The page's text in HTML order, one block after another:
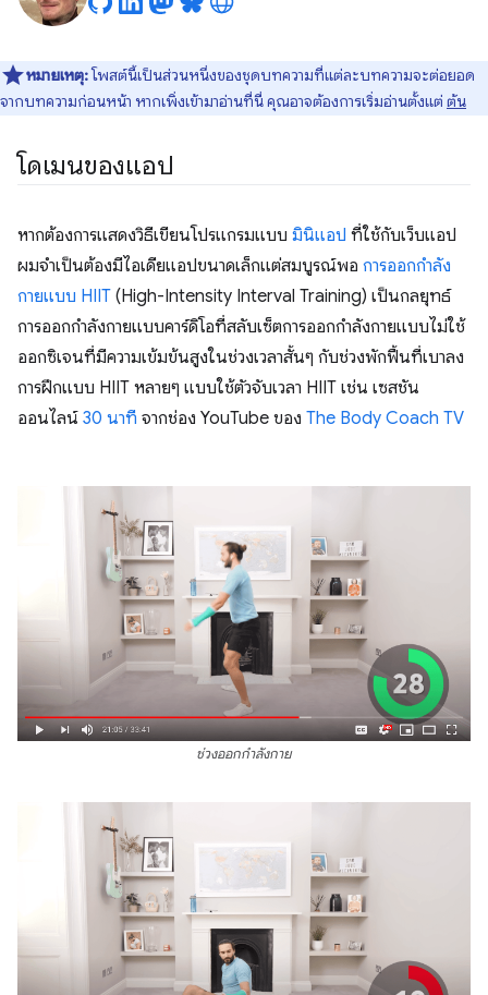
หมายเหตุ:โพสต์นี้เป็นส่วนหนึ่งของชุดบทความที่แต่ละบทความจะต่อยอด
จากบทความก่อนหน้า หากเพิ่งเข้ามาอ่านที่นี่ คุณอาจต้องการเริ่มอ่านตั้งแต่ ต้น
โดเมนของแอป
หากต้องการแสดงวิธีเขียนโปรแกรมแบบ มินิแอป ที่ใช้กับเว็บแอป
ผมจำเป็นต้องมีไอเดียแอปขนาดเล็กแต่สมบูรณ์พอ การออกกำลัง
กายแบบ HIIT (High-Intensity Interval Training) เป็นกลยุทธ์
การออกกำลังกายแบบคาร์ดิโอที่สลับเซ็ตการออกกำลังกายแบบไม่ใช้
ออกซิเจนที่มีความเข้มข้นสูงในช่วงเวลาสั้นๆ กับช่วงพักฟื้นที่เบาลง
การฝึกแบบ HIIT หลายๆ แบบใช้ตัวจับเวลา HIIT เช่น เซสชัน
ออนไลน์ 30 นาที จากช่อง YouTube ของ The Body Coach TV
ช่วงออกกำลังกาย